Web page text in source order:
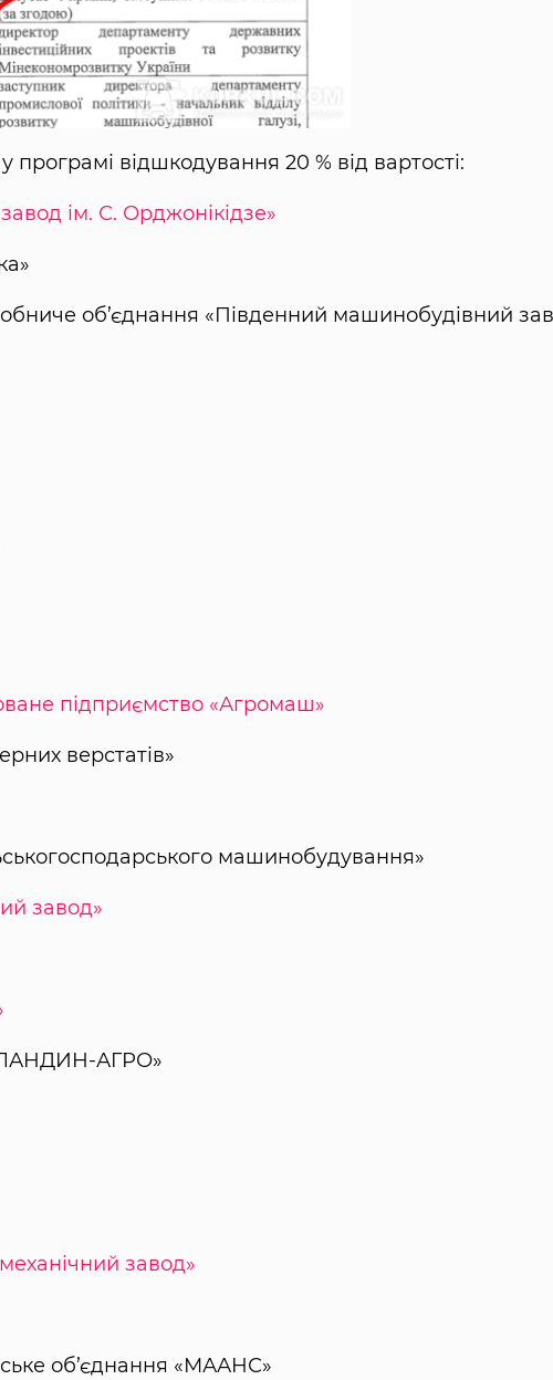
програмі відшкодування 20 % від вартості:
ім. С. Орджонікідзе»
об’єднання «Південний машинобудівний
підприємство «Агромаш»
верстатів»
машинобудування»
завод»
АГРО»
завод»
об’єднання «МААНС»